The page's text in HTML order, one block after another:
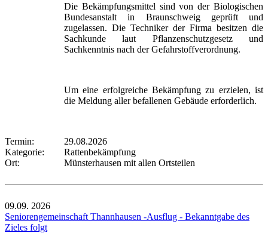
Die Bekämpfungsmittel sind von der Biologischen
Bundesanstalt in Braunschweig geprüft und
zugelassen. Die Techniker der Firma besitzen die
Sachkunde laut Pflanzenschutzgesetz und
Sachkenntnis nach der Gefahrstoffverordnung.
Um eine erfolgreiche Bekämpfung zu erzielen, ist
die Meldung aller befallenen Gebäude erforderlich.
Termin:
29.08.2026
Kategorie:
Rattenbekämpfung
Ort:
Münsterhausen mit allen Ortsteilen
09.09. 2026
Seniorengemeinschaft Thannhausen -Ausflug - Bekanntgabe des
Zieles folgt